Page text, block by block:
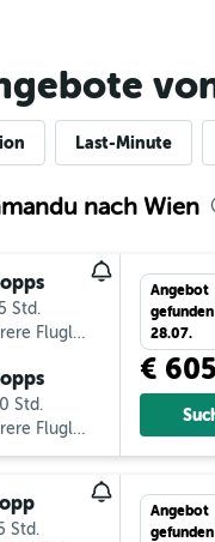
Last-Minute
nach Wien
Std.
Mehrere Fluglinien
Std.
Mehrere Fluglinien
Angebot
28.07.
€ 605
Std.
Angebot